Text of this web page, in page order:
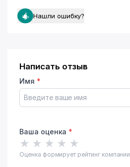
Нашли ошибку?
Написать отзыв
Имя *
Ваша оценка *
★ ★ ★ ★ ★
Оценка формирует рейтинг компании